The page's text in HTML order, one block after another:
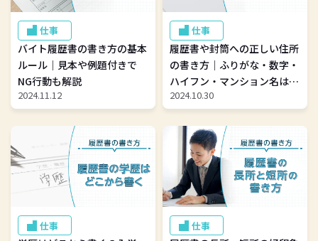
仕事
バイト履歴書の書き方の基本
ルール｜見本や例題付きで
NG行動も解説
2024.11.12
仕事
履歴書や封筒への正しい住所
の書き方｜ふりがな・数字・
ハイフン・マンション名はど
うする？
2024.10.30
仕事 仕事